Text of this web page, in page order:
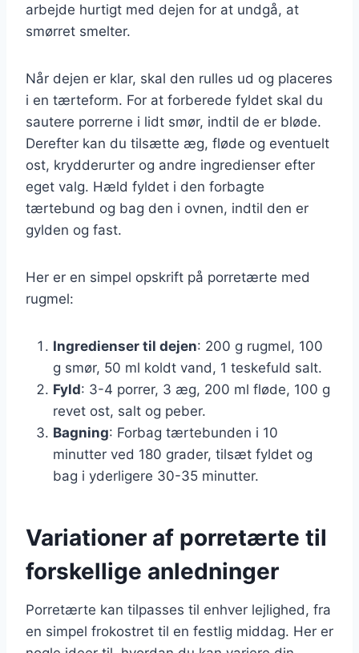
arbejde hurtigt med dejen for at undgå, at
smørret smelter.
Når dejen er klar, skal den rulles ud og placeres
i en tærteform. For at forberede fyldet skal du
sautere porrerne i lidt smør, indtil de er bløde.
Derefter kan du tilsætte æg, fløde og eventuelt
ost, krydderurter og andre ingredienser efter
eget valg. Hæld fyldet i den forbagte
tærtebund og bag den i ovnen, indtil den er
gylden og fast.
Her er en simpel opskrift på porretærte med
rugmel:
Ingredienser til dejen: 200 g rugmel, 100
g smør, 50 ml koldt vand, 1 teskefuld salt.
Fyld: 3-4 porrer, 3 æg, 200 ml fløde, 100 g
revet ost, salt og peber.
Bagning: Forbag tærtebunden i 10
minutter ved 180 grader, tilsæt fyldet og
bag i yderligere 30-35 minutter.
Variationer af porretærte til
forskellige anledninger
Porretærte kan tilpasses til enhver lejlighed, fra
en simpel frokostret til en festlig middag. Her er